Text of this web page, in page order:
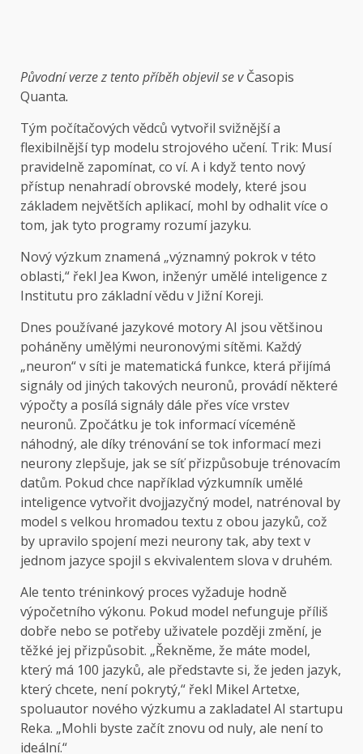
Původní verzez tento příběhobjevil se vČasopis
Quanta.
Tým počítačových vědců vytvořil svižnější a
flexibilnější typ modelu strojového učení. Trik: Musí
pravidelně zapomínat, co ví. A i když tento nový
přístup nenahradí obrovské modely, které jsou
základem největších aplikací, mohl by odhalit více o
tom, jak tyto programy rozumí jazyku.
Nový výzkum znamená „významný pokrok v této
oblasti,“ řekl Jea Kwon, inženýr umělé inteligence z
Institutu pro základní vědu v Jižní Koreji.
Dnes používané jazykové motory AI jsou většinou
poháněny umělými neuronovými sítěmi. Každý
„neuron“ v síti je matematická funkce, která přijímá
signály od jiných takových neuronů, provádí některé
výpočty a posílá signály dále přes více vrstev
neuronů. Zpočátku je tok informací víceméně
náhodný, ale díky trénování se tok informací mezi
neurony zlepšuje, jak se síť přizpůsobuje trénovacím
datům. Pokud chce například výzkumník umělé
inteligence vytvořit dvojjazyčný model, natrénoval by
model s velkou hromadou textu z obou jazyků, což
by upravilo spojení mezi neurony tak, aby text v
jednom jazyce spojil s ekvivalentem slova v druhém.
Ale tento tréninkový proces vyžaduje hodně
výpočetního výkonu. Pokud model nefunguje příliš
dobře nebo se potřeby uživatele později změní, je
těžké jej přizpůsobit. „Řekněme, že máte model,
který má 100 jazyků, ale představte si, že jeden jazyk,
který chcete, není pokrytý,“ řekl Mikel Artetxe,
spoluautor nového výzkumu a zakladatel AI startupu
Reka. „Mohli byste začít znovu od nuly, ale není to
ideální.“